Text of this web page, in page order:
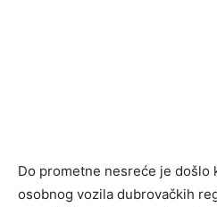
Do prometne nesreće je došlo
osobnog vozila dubrovačkih